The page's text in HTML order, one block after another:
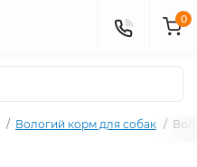
0
Вологий корм для собак